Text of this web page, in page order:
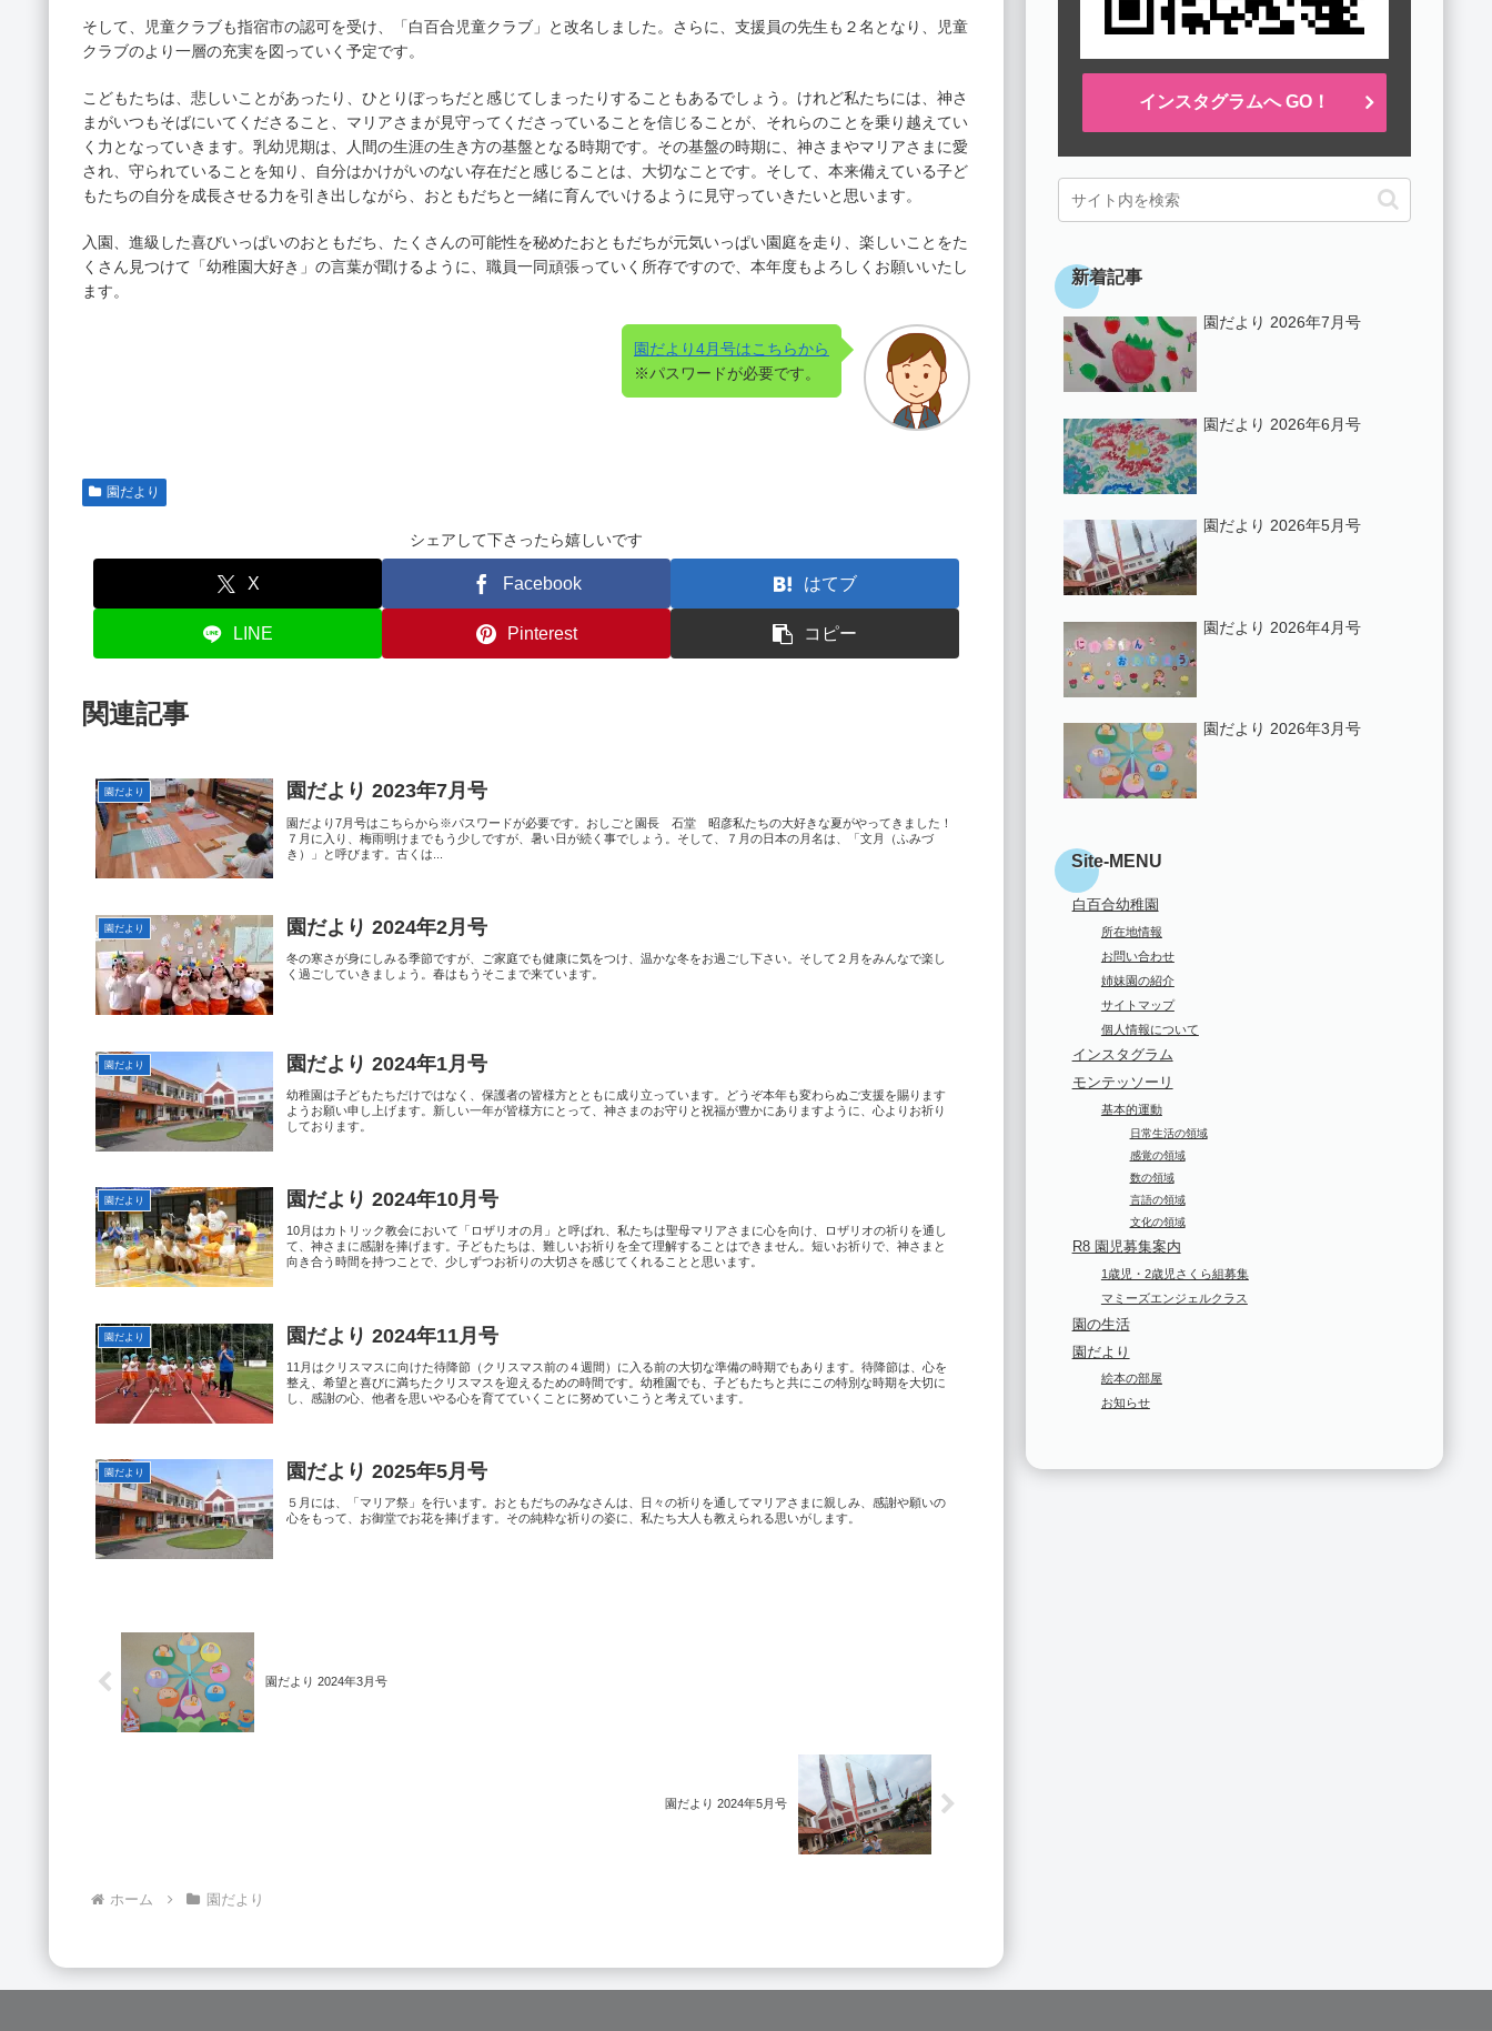
そして、児童クラブも指宿市の認可を受け、「白百合児童クラブ」と改名しました。さらに、支援員の先生も２名となり、児童
クラブのより一層の充実を図っていく予定です。
こどもたちは、悲しいことがあったり、ひとりぼっちだと感じてしまったりすることもあるでしょう。けれど私たちには、神さ
まがいつもそばにいてくださること、マリアさまが見守ってくださっていることを信じることが、それらのことを乗り越えてい
く力となっていきます。乳幼児期は、人間の生涯の生き方の基盤となる時期です。その基盤の時期に、神さまやマリアさまに愛
され、守られていることを知り、自分はかけがいのない存在だと感じることは、大切なことです。そして、本来備えている子ど
もたちの自分を成長させる力を引き出しながら、おともだちと一緒に育んでいけるように見守っていきたいと思います。
入園、進級した喜びいっぱいのおともだち、たくさんの可能性を秘めたおともだちが元気いっぱい園庭を走り、楽しいことをた
くさん見つけて「幼稚園大好き」の言葉が聞けるように、職員一同頑張っていく所存ですので、本年度もよろしくお願いいたし
ます。
園だより4月号はこちらから
※パスワードが必要です。
園だより
シェアして下さったら嬉しいです
X Facebook はてブ
LINE Pinterest コピー
関連記事
園だより 園だより 2023年7月号
園だより7月号はこちらから※パスワードが必要です。おしごと園長 石堂 昭彦私たちの大好きな夏がやってきました！
７月に入り、梅雨明けまでもう少しですが、暑い日が続く事でしょう。そして、７月の日本の月名は、「文月（ふみづ
き）」と呼びます。古くは...
園だより 園だより 2024年2月号
冬の寒さが身にしみる季節ですが、ご家庭でも健康に気をつけ、温かな冬をお過ごし下さい。そして２月をみんなで楽し
く過ごしていきましょう。春はもうそこまで来ています。
園だより 園だより 2024年1月号
幼稚園は子どもたちだけではなく、保護者の皆様方とともに成り立っています。どうぞ本年も変わらぬご支援を賜ります
ようお願い申し上げます。新しい一年が皆様方にとって、神さまのお守りと祝福が豊かにありますように、心よりお祈り
しております。
園だより 園だより 2024年10月号
10月はカトリック教会において「ロザリオの月」と呼ばれ、私たちは聖母マリアさまに心を向け、ロザリオの祈りを通し
て、神さまに感謝を捧げます。子どもたちは、難しいお祈りを全て理解することはできません。短いお祈りで、神さまと
向き合う時間を持つことで、少しずつお祈りの大切さを感じてくれることと思います。
園だより 園だより 2024年11月号
11月はクリスマスに向けた待降節（クリスマス前の４週間）に入る前の大切な準備の時期でもあります。待降節は、心を
整え、希望と喜びに満ちたクリスマスを迎えるための時間です。幼稚園でも、子どもたちと共にこの特別な時期を大切に
し、感謝の心、他者を思いやる心を育てていくことに努めていこうと考えています。
園だより 園だより 2025年5月号
５月には、「マリア祭」を行います。おともだちのみなさんは、日々の祈りを通してマリアさまに親しみ、感謝や願いの
心をもって、お御堂でお花を捧げます。その純粋な祈りの姿に、私たち大人も教えられる思いがします。
園だより 2024年3月号
園だより 2024年5月号
ホーム 園だより
インスタグラムへ GO！
新着記事
園だより 2026年7月号
園だより 2026年6月号
園だより 2026年5月号
園だより 2026年4月号
園だより 2026年3月号
Site-MENU
白百合幼稚園
所在地情報
お問い合わせ
姉妹園の紹介
サイトマップ
個人情報について
インスタグラム
モンテッソーリ
基本的運動
日常生活の領域
感覚の領域
数の領域
言語の領域
文化の領域
R8 園児募集案内
1歳児・2歳児さくら組募集
マミーズエンジェルクラス
園の生活
園だより
絵本の部屋
お知らせ